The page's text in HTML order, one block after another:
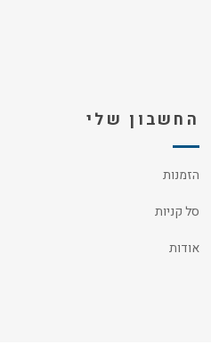
החשבון שלי
הזמנות
סל קניות
אודות